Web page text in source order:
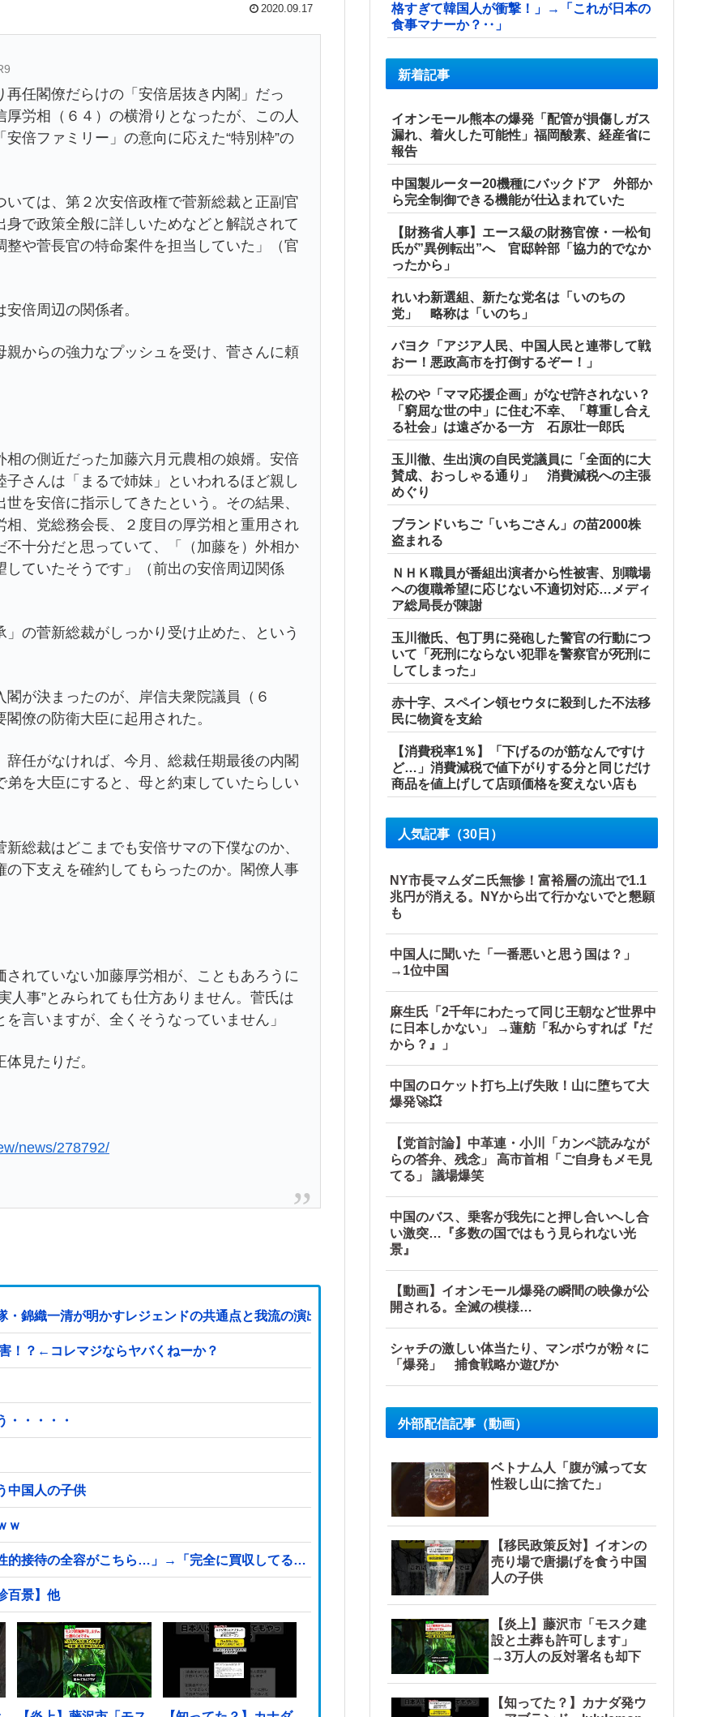
2020.09.17
任閣僚だらけの「安倍居抜き内閣」だっ
労相（６４）の横滑りとなったが、この人
倍ファミリー」の意向に応えた“特別枠”の
ては、第２次安倍政権で菅新総裁と正副官
で政策全般に詳しいためなどと解説されて
や菅長官の特命案件を担当していた」（官
倍周辺の関係者。
からの強力なプッシュを受け、菅さんに頼
の側近だった加藤六月元農相の娘婿。安倍
さんは「まるで姉妹」といわれるほど親し
を安倍に指示してきたという。その結果、
、党総務会長、２度目の厚労相と重用され
十分だと思っていて、「（加藤を）外相か
ていたそうです」（前出の安倍周辺関係
の菅新総裁がしっかり受け止めた、という
が決まったのが、岸信夫衆院議員（６
僚の防衛大臣に起用された。
任がなければ、今月、総裁任期最後の内閣
を大臣にすると、母と約束していたらしい
総裁はどこまでも安倍サマの下僕なのか、
下支えを確約してもらったのか。閣僚人事
れていない加藤厚労相が、こともあろうに
人事”とみられても仕方ありません。菅氏は
言いますが、全くそうなっていません」
見たりだ。
news/278792/
錦織一清が明かすレジェンドの共通点と我流の演出論
！？←コレマジならヤバくねーか？
・・・・・
中国人の子供
ｗ
的接待の全容がこちら…」→「完全に買収してる…（ブルブル」＝韓国の反応
百景】他
格すぎて韓国人が衝撃！」→「これが日本の
食事マナーか？‥」
新着記事
イオンモール熊本の爆発「配管が損傷しガス
漏れ、着火した可能性」福岡酸素、経産省に
報告
中国製ルーター20機種にバックドア 外部か
ら完全制御できる機能が仕込まれていた
【財務省人事】エース級の財務官僚・一松旬
氏が”異例転出”へ 官邸幹部「協力的でなか
ったから」
れいわ新選組、新たな党名は「いのちの
党」 略称は「いのち」
パヨク「アジア人民、中国人民と連帯して戦
おー！悪政高市を打倒するぞー！」
松のや「ママ応援企画」がなぜ許されない？
「窮屈な世の中」に住む不幸、「尊重し合え
る社会」は遠ざかる一方 石原壮一郎氏
玉川徹、生出演の自民党議員に「全面的に大
賛成、おっしゃる通り」 消費減税への主張
めぐり
ブランドいちご「いちごさん」の苗2000株
盗まれる
ＮＨＫ職員が番組出演者から性被害、別職場
への復職希望に応じない不適切対応…メディ
ア総局長が陳謝
玉川徹氏、包丁男に発砲した警官の行動につ
いて「死刑にならない犯罪を警察官が死刑に
してしまった」
赤十字、スペイン領セウタに殺到した不法移
民に物資を支給
【消費税率1％】「下げるのが筋なんですけ
ど…」消費減税で値下がりする分と同じだけ
商品を値上げして店頭価格を変えない店も
人気記事（30日）
NY市長マムダニ氏無惨！富裕層の流出で1.1
兆円が消える。NYから出て行かないでと懇願
も
中国人に聞いた「一番悪いと思う国は？」
→1位中国
麻生氏「2千年にわたって同じ王朝など世界中
に日本しかない」 →蓮舫「私からすれば『だ
から？』」
中国のロケット打ち上げ失敗！山に堕ちて大
爆発🚀💥
【党首討論】中革連・小川「カンペ読みなが
らの答弁、残念」 高市首相「ご自身もメモ見
てる」 議場爆笑
中国のバス、乗客が我先にと押し合いへし合
い激突…『多数の国ではもう見られない光
景』
【動画】イオンモール爆発の瞬間の映像が公
開される。全滅の模様…
シャチの激しい体当たり、マンボウが粉々に
「爆発」 捕食戦略か遊びか
外部配信記事（動画）
ベトナム人「腹が減って女
性殺し山に捨てた」
【移民政策反対】イオンの
売り場で唐揚げを食う中国
人の子供
【炎上】藤沢市「モスク建
設と土葬も許可します」
→3万人の反対署名も却下
【知ってた？】カナダ発ウ